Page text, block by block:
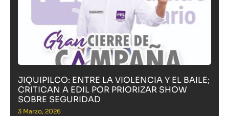
JIQUIPILCO: ENTRE LA VIOLENCIA Y EL BAILE;
CRITICAN A EDIL POR PRIORIZAR SHOW
SOBRE SEGURIDAD
3 Marzo, 2026